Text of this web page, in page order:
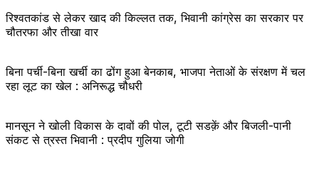
रिश्वतकांड से लेकर खाद की किल्लत तक, भिवानी कांग्रेस का सरकार पर
चौतरफा और तीखा वार
बिना पर्ची-बिना खर्ची का ढोंग हुआ बेनकाब, भाजपा नेताओं के संरक्षण में चल
रहा लूट का खेल : अनिरूद्ध चौधरी
मानसून ने खोली विकास के दावों की पोल, टूटी सडक़ें और बिजली-पानी
संकट से त्रस्त भिवानी : प्रदीप गुलिया जोगी